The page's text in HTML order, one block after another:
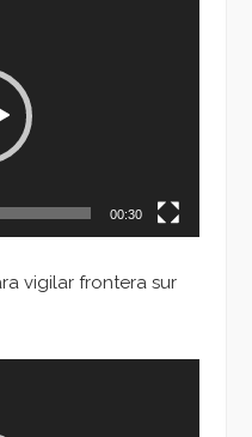
00:30
vigilar frontera sur